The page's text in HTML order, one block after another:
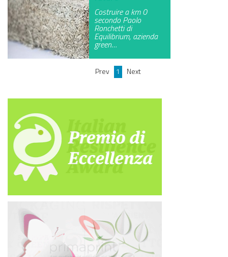
L’ultima invenzione di
ingegneria ambientale
studiata dagli
architetti…
Costruire a km 0
secondo Paolo
Ronchetti di
Equilibrium, azienda
green…
Prev 1 Next